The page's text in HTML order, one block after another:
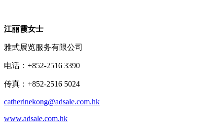
江丽霞女士
雅式展览服务有限公司
电话：+852-2516 3390
传真：+852-2516 5024
catherinekong@adsale.com.hk
www.adsale.com.hk